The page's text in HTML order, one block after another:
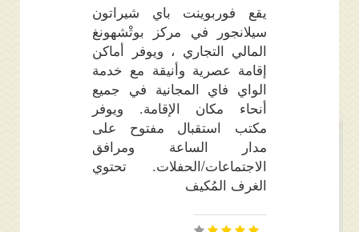
يقع فوربوينت باي شيراتون
سيلانجور في مركز بوتْشهونغ
المالي التجاري ، ويوفر أماكن
إقامة عصرية وأنيقة مع خدمة
الواي فاي المجانية في جميع
أنحاء مكان الإقامة. ويوفر
مكتب استقبال مفتوح على
مدار الساعة ومرافق
الاجتماعات/الحفلات. تحتوي
الغرف المُكيف